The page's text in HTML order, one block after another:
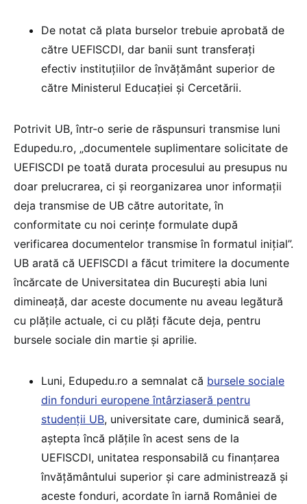
De notat că plata burselor trebuie aprobată de
către UEFISCDI, dar banii sunt transferați
efectiv instituțiilor de învățământ superior de
către Ministerul Educației și Cercetării.
Potrivit UB, într-o serie de răspunsuri transmise luni
Edupedu.ro, „documentele suplimentare solicitate de
UEFISCDI pe toată durata procesului au presupus nu
doar prelucrarea, ci și reorganizarea unor informații
deja transmise de UB către autoritate, în
conformitate cu noi cerințe formulate după
verificarea documentelor transmise în formatul inițial”.
UB arată că UEFISCDI a făcut trimitere la documente
încărcate de Universitatea din București abia luni
dimineață, dar aceste documente nu aveau legătură
cu plățile actuale, ci cu plăți făcute deja, pentru
bursele sociale din martie și aprilie.
Luni, Edupedu.ro a semnalat că bursele sociale
din fonduri europene întârziaseră pentru
studenții UB, universitate care, duminică seară,
aștepta încă plățile în acest sens de la
UEFISCDI, unitatea responsabilă cu finanțarea
învățământului superior și care administrează și
aceste fonduri, acordate în iarnă României de